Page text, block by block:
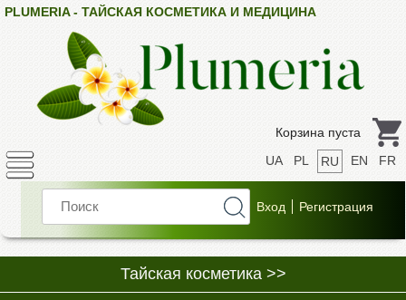
PLUMERIA - ТАЙСКАЯ КОСМЕТИКА И МЕДИЦИНА
Корзина пуста
UA
PL RU EN FR
Тайская косметика >>